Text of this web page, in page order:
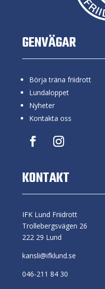
GENVÄGAR
Börja träna friidrott
Lundaloppet
Nyheter
Kontakta oss
KONTAKT
IFK Lund Friidrott
Trollebergsvägen 26
222 29 Lund
kansli@ifklund.se
046-211 84 30